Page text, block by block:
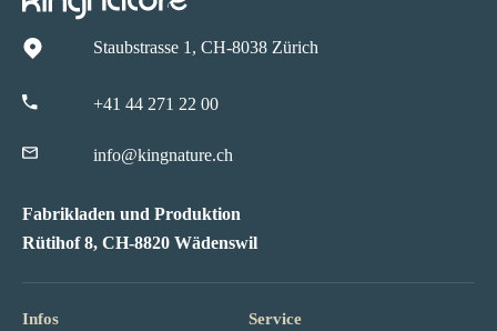
Staubstrasse 1, CH-8038 Zürich
+41 44 271 22 00
info@kingnature.ch
Fabrikladen und Produktion
Rütihof 8, CH-8820 Wädenswil
Infos Service